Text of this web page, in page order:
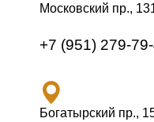
Московский пр.,
+7 (951) 279-
Богатырский пр.,